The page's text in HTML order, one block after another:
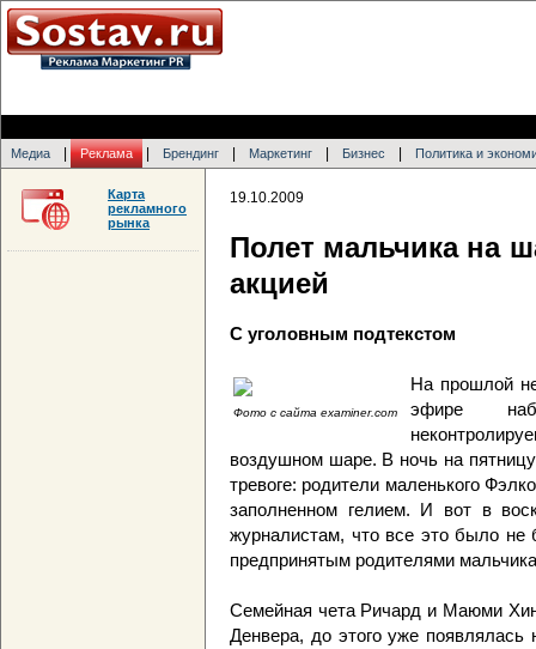
Медиа Реклама Брендинг Маркетинг Бизнес Политика и
19.10.2009
Полет мальчика на
акцией
С уголовным подтекстом
Фото с сайта examiner.com
На прошлой
эфире
воздушном шаре. В ночь на
тревоге: родители маленького
заполненном гелием. И вот в
журналистам, что все это было
предпринятым родителями
Семейная чета Ричард и Маюми
Денвера, до этого уже
Карта
рекламного
рынка